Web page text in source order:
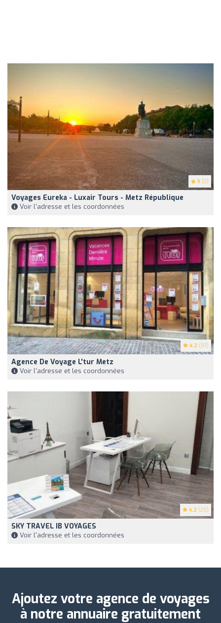
5 (2)
Voyages Eureka - Luxair Tours - Metz République
Voir l'adresse et les coordonnées
4.2 (97)
Agence De Voyage L'tur Metz
Voir l'adresse et les coordonnées
4.2 (25)
SKY TRAVEL IB VOYAGES
Voir l'adresse et les coordonnées
Ajoutez votre agence de voyages
à notre annuaire gratuitement